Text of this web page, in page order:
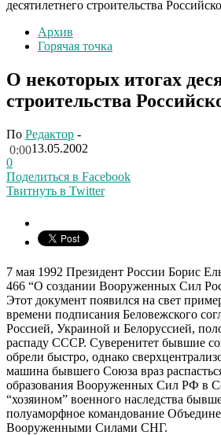
десятилетнего строительства
Архив
Горячая точка
О некоторых итогах
строительства
По Редактор -
13.05.2002
0:00
0
Поделиться в Facebook
Твитнуть в Twitter
7 мая 1992 Президент России Борис
466 “О создании Вооруженных Сил
Этот документ появился на свет
времени подписания Беловежского
Россией, Украиной и Белоруссией,
распаду СССР. Суверенитет бывшие
обрели быстро, однако
машина бывшего Союза враз
образования Вооруженных Сил РФ в
“хозяином” военного наследства
полуаморфное командование
Вооруженными Силами СНГ.